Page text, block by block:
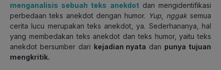
menganalisis sebuah teks anekdotdan mengidentifikasi
perbedaan teks anekdot dengan humor. Yup nggaksemua
cerita lucu merupakan teks anekdot, ya. Sederhananya, hal
yang membedakan teks anekdot dan teks humor, yaitu teks
anekdot bersumber dari kejadian nyata dan punya tujuan
mengkritik.